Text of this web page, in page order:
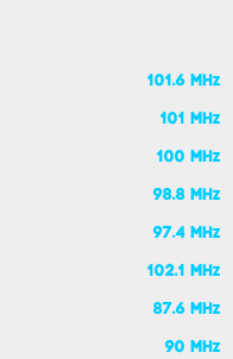
101.6 MHz
101 MHz
100 MHz
98.8 MHz
97.4 MHz
102.1 MHz
87.6 MHz
90 MHz